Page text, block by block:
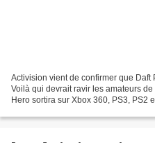
Activision vient de confirmer que Daft
Voilà qui devrait ravir les amateurs
Hero sortira sur Xbox 360, PS3, PS2